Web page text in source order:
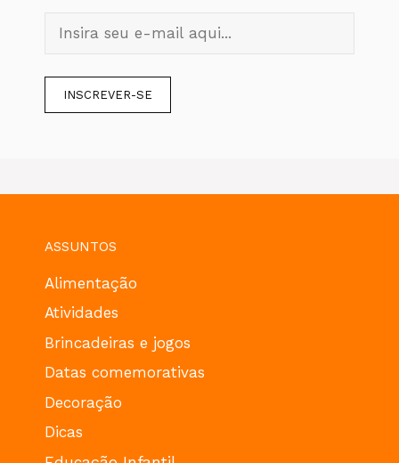
ASSUNTOS
Alimentação
Atividades
Brincadeiras e jogos
Datas comemorativas
Decoração
Dicas